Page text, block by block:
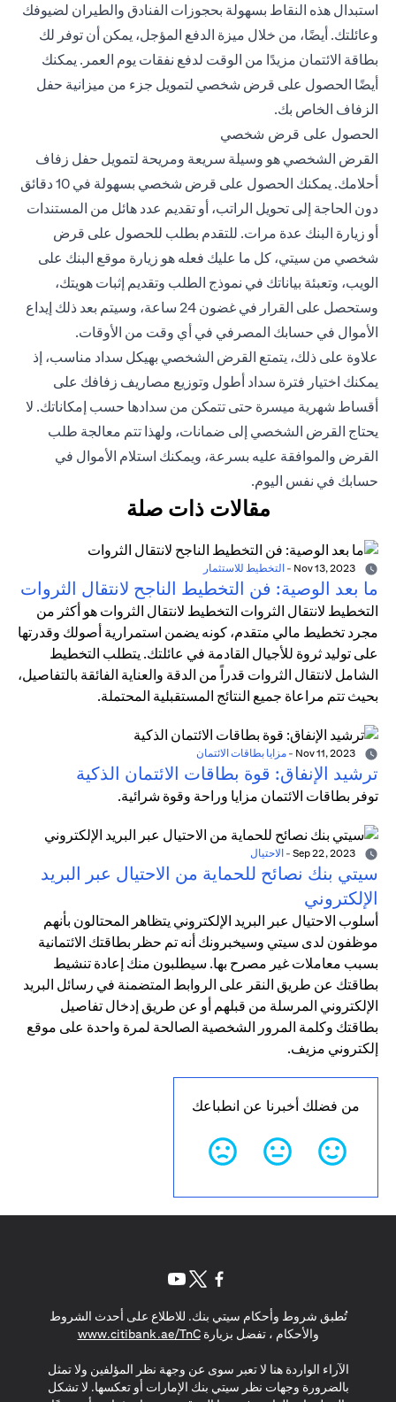
استبدال هذه النقاط بسهولة بحجوزات الفنادق والطيران لضيوفك
وعائلتك. أيضًا، من خلال ميزة الدفع المؤجل، يمكن أن توفر لك
بطاقة الائتمان مزيدًا من الوقت لدفع نفقات يوم العمر. يمكنك
أيضًا الحصول على قرض شخصي لتمويل جزء من ميزانية حفل
الزفاف الخاص بك.
الحصول على قرض شخصي
القرض الشخصي هو وسيلة سريعة ومريحة لتمويل حفل زفاف
أحلامك. يمكنك الحصول على قرض شخصي بسهولة في 10 دقائق
دون الحاجة إلى تحويل الراتب، أو تقديم عدد هائل من المستندات
أو زيارة البنك عدة مرات. للتقدم بطلب للحصول على قرض
شخصي من سيتي، كل ما عليك فعله هو زيارة موقع البنك على
الويب، وتعبئة بياناتك في نموذج الطلب وتقديم إثبات هويتك،
وستحصل على القرار في غضون 24 ساعة، وسيتم بعد ذلك إيداع
الأموال في حسابك المصرفي في أي وقت من الأوقات.
علاوة على ذلك، يتمتع القرض الشخصي بهيكل سداد مناسب، إذ
يمكنك اختيار فترة سداد أطول وتوزيع مصاريف زفافك على
أقساط شهرية ميسرة حتى تتمكن من سدادها حسب إمكاناتك. لا
يحتاج القرض الشخصي إلى ضمانات، ولهذا تتم معالجة طلب
القرض والموافقة عليه بسرعة، ويمكنك استلام الأموال في
حسابك في نفس اليوم.
مقالات ذات صلة
- التخطيط للاستثمار
ما بعد الوصية: فن التخطيط الناجح لانتقال الثروات
التخطيط لانتقال الثروات التخطيط لانتقال الثروات هو أكثر من
مجرد تخطيط مالي متقدم، كونه يضمن استمرارية أصولك وقدرتها
على توليد ثروة للأجيال القادمة في عائلتك. يتطلب التخطيط
الشامل لانتقال الثروات قدراً من الدقة والعناية الفائقة بالتفاصيل،
بحيث تتم مراعاة جميع النتائج المستقبلية المحتملة.
- مزايا بطاقات الائتمان
ترشيد الإنفاق: قوة بطاقات الائتمان الذكية
توفر بطاقات الائتمان مزايا وراحة وقوة شرائية.
- الاحتيال
سيتي بنك نصائح للحماية من الاحتيال عبر البريد
الإلكتروني
أسلوب الاحتيال عبر البريد الإلكتروني يتظاهر المحتالون بأنهم
موظفون لدى سيتي وسيخبرونك أنه تم حظر بطاقتك الائتمانية
بسبب معاملات غير مصرح بها. سيطلبون منك إعادة تنشيط
بطاقتك عن طريق النقر على الروابط المتضمنة في رسائل البريد
الإلكتروني المرسلة من قبلهم أو عن طريق إدخال تفاصيل
بطاقتك وكلمة المرور الشخصية الصالحة لمرة واحدة على موقع
إلكتروني مزيف.
من فضلك أخبرنا عن انطباعك
تُطبق شروط وأحكام سيتي بنك. للاطلاع على أحدث الشروط
والأحكام ، تفضل بزيارةwww.citibank.ae/TnC
in a new tab
الآراء الواردة هنا لا تعبر سوى عن وجهة نظر المؤلفين ولا تمثل
بالضرورة وجهات نظر سيتي بنك الإمارات أو تعكسها. لا تشكل